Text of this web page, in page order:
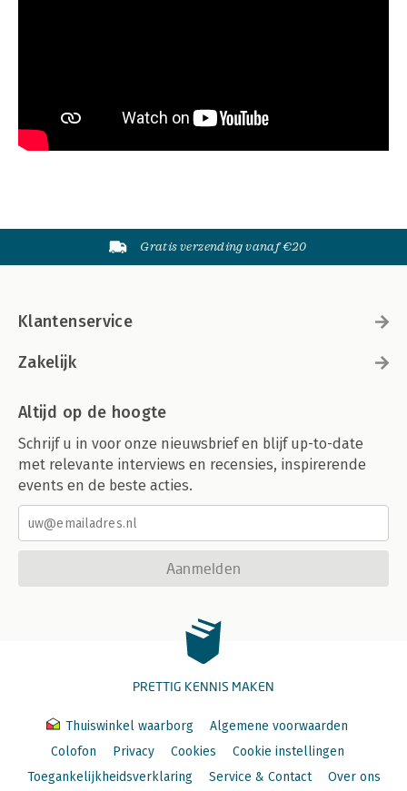
Gratis verzending vanaf €20
Klantenservice
Zakelijk
Altijd op de hoogte
Schrijf u in voor onze nieuwsbrief en blijf up-to-date
met relevante interviews en recensies, inspirerende
events en de beste acties.
Aanmelden
PRETTIG KENNIS MAKEN
Thuiswinkel waarborg
Algemene voorwaarden
Colofon
Privacy Cookies
Cookie instellingen
Toegankelijkheidsverklaring
Service & Contact Over ons